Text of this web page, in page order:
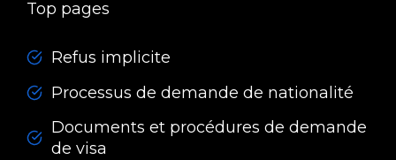
Top pages
Refus implicite
Processus de demande de nationalité
Documents et procédures de demande
de visa